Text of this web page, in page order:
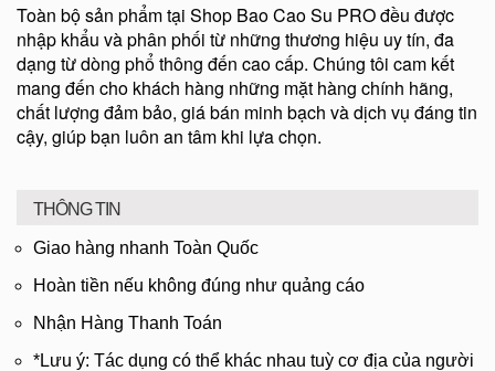
Toàn bộ sản phẩm tại Shop Bao Cao Su PRO đều được
nhập khẩu và phân phối từ những thương hiệu uy tín, đa
dạng từ dòng phổ thông đến cao cấp. Chúng tôi cam kết
mang đến cho khách hàng những mặt hàng chính hãng,
chất lượng đảm bảo, giá bán minh bạch và dịch vụ đáng tin
cậy, giúp bạn luôn an tâm khi lựa chọn.
THÔNG TIN
Giao hàng nhanh Toàn Quốc
Hoàn tiền nếu không đúng như quảng cáo
Nhận Hàng Thanh Toán
*Lưu ý: Tác dụng có thể khác nhau tuỳ cơ địa của người